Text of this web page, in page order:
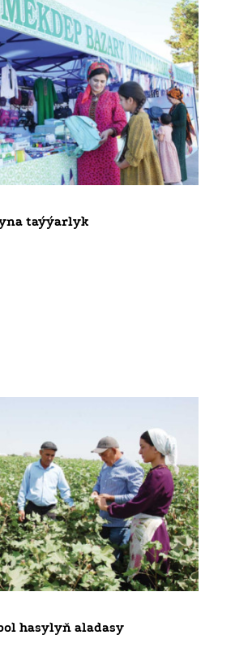
taýýarlyk
hasylyň aladasy